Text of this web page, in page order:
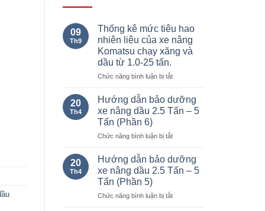
09
Th9
Thống kê mức tiêu hao
nhiên liệu của xe nâng
Komatsu chạy xăng và
dầu từ 1.0-25 tấn.
Chức năng bình luận bị tắtở
mức
tiêu
nhiên
của
xe
nâng
chạy
20
Th4
Hướng dẫn bảo dưỡng
xe nâng dầu 2.5 Tấn – 5
Tấn (Phần 6)
Chức năng bình luận bị tắtở
dẫn
bảo
dưỡng
nâng
20
Th4
Hướng dẫn bảo dưỡng
xe nâng dầu 2.5 Tấn – 5
Tấn (Phần 5)
Chức năng bình luận bị tắtở